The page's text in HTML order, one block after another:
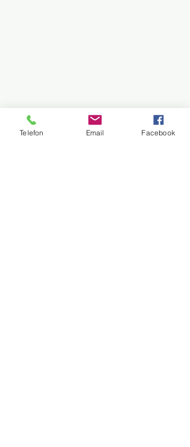
Telefon Email Facebook